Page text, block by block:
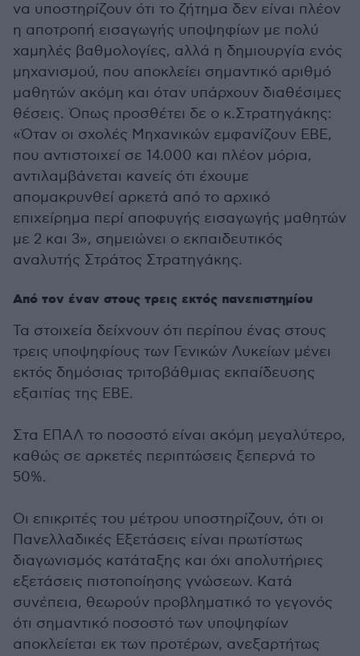
να υποστηρίζουν ότι το ζήτημα δεν είναι πλέον
η αποτροπή εισαγωγής υποψηφίων με πολύ
χαμηλές βαθμολογίες, αλλά η δημιουργία ενός
μηχανισμού, που αποκλείει σημαντικό αριθμό
μαθητών ακόμη και όταν υπάρχουν διαθέσιμες
θέσεις. Όπως προσθέτει δε ο κ.Στρατηγάκης:
«Όταν οι σχολές Μηχανικών εμφανίζουν ΕΒΕ,
που αντιστοιχεί σε 14.000 και πλέον μόρια,
αντιλαμβάνεται κανείς ότι έχουμε
απομακρυνθεί αρκετά από το αρχικό
επιχείρημα περί αποφυγής εισαγωγής μαθητών
με 2 και 3», σημειώνει ο εκπαιδευτικός
αναλυτής Στράτος Στρατηγάκης.
Από τον έναν στους τρεις εκτός πανεπιστημίου
Τα στοιχεία δείχνουν ότι περίπου ένας στους
τρεις υποψηφίους των Γενικών Λυκείων μένει
εκτός δημόσιας τριτοβάθμιας εκπαίδευσης
εξαιτίας της ΕΒΕ.
Στα ΕΠΑΛ το ποσοστό είναι ακόμη μεγαλύτερο,
καθώς σε αρκετές περιπτώσεις ξεπερνά το
50%.
Οι επικριτές του μέτρου υποστηρίζουν, ότι οι
Πανελλαδικές Εξετάσεις είναι πρωτίστως
διαγωνισμός κατάταξης και όχι απολυτήριες
εξετάσεις πιστοποίησης γνώσεων. Κατά
συνέπεια, θεωρούν προβληματικό το γεγονός
ότι σημαντικό ποσοστό των υποψηφίων
αποκλείεται εκ των προτέρων, ανεξαρτήτως